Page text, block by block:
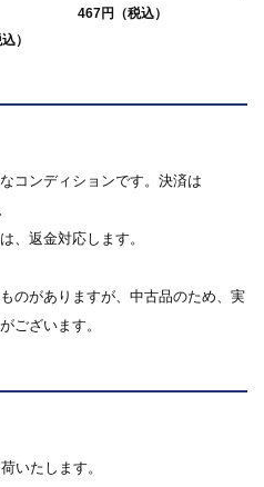
）
467円（税込）
コンディションです。決済は
、返金対応します。
のがありますが、中古品のため、実
ございます。
いたします。